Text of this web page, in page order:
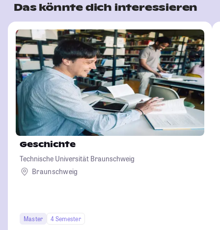
Das könnte dich interessieren
Geschichte
Technische Universität Braunschweig
Braunschweig
Master
4 Semester